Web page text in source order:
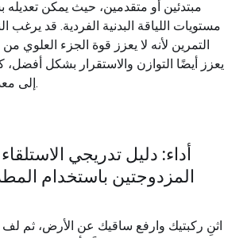
مبتدئين أو متقدمين، حيث يمكن
مستويات اللياقة البدنية الفردية. قد يرغب
التمرين لأنه لا يعزز قوة الجزء
يعزز أيضًا التوازن والاستقرار بشكل
إلى معدات رياضية تقليدية.
أداء: دليل تدريجي
المزدوجتين باستخدام
اثنِ ركبتيك وارفع ساقيك عن الأرض، ثم